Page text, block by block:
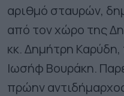
αριθμό σταυρών,
από τον χώρο της
κκ. Δημήτρη
Ιωσήφ Βουράκη.
πρώην